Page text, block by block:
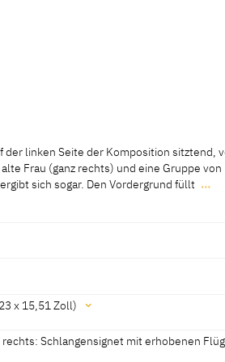
der linken Seite der Komposition sitztend,
Frau (ganz rechts) und eine Gruppe
sich sogar. Den Vordergrund füllt …
sich sogar. Den Vordergrund füllt eine
völlig nackt. Der Hintergrund zeigt eine
x 15,51 Zoll)
Schlangensignet mit erhobenen